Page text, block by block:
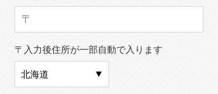
〒入力後住所が一部自動で入ります